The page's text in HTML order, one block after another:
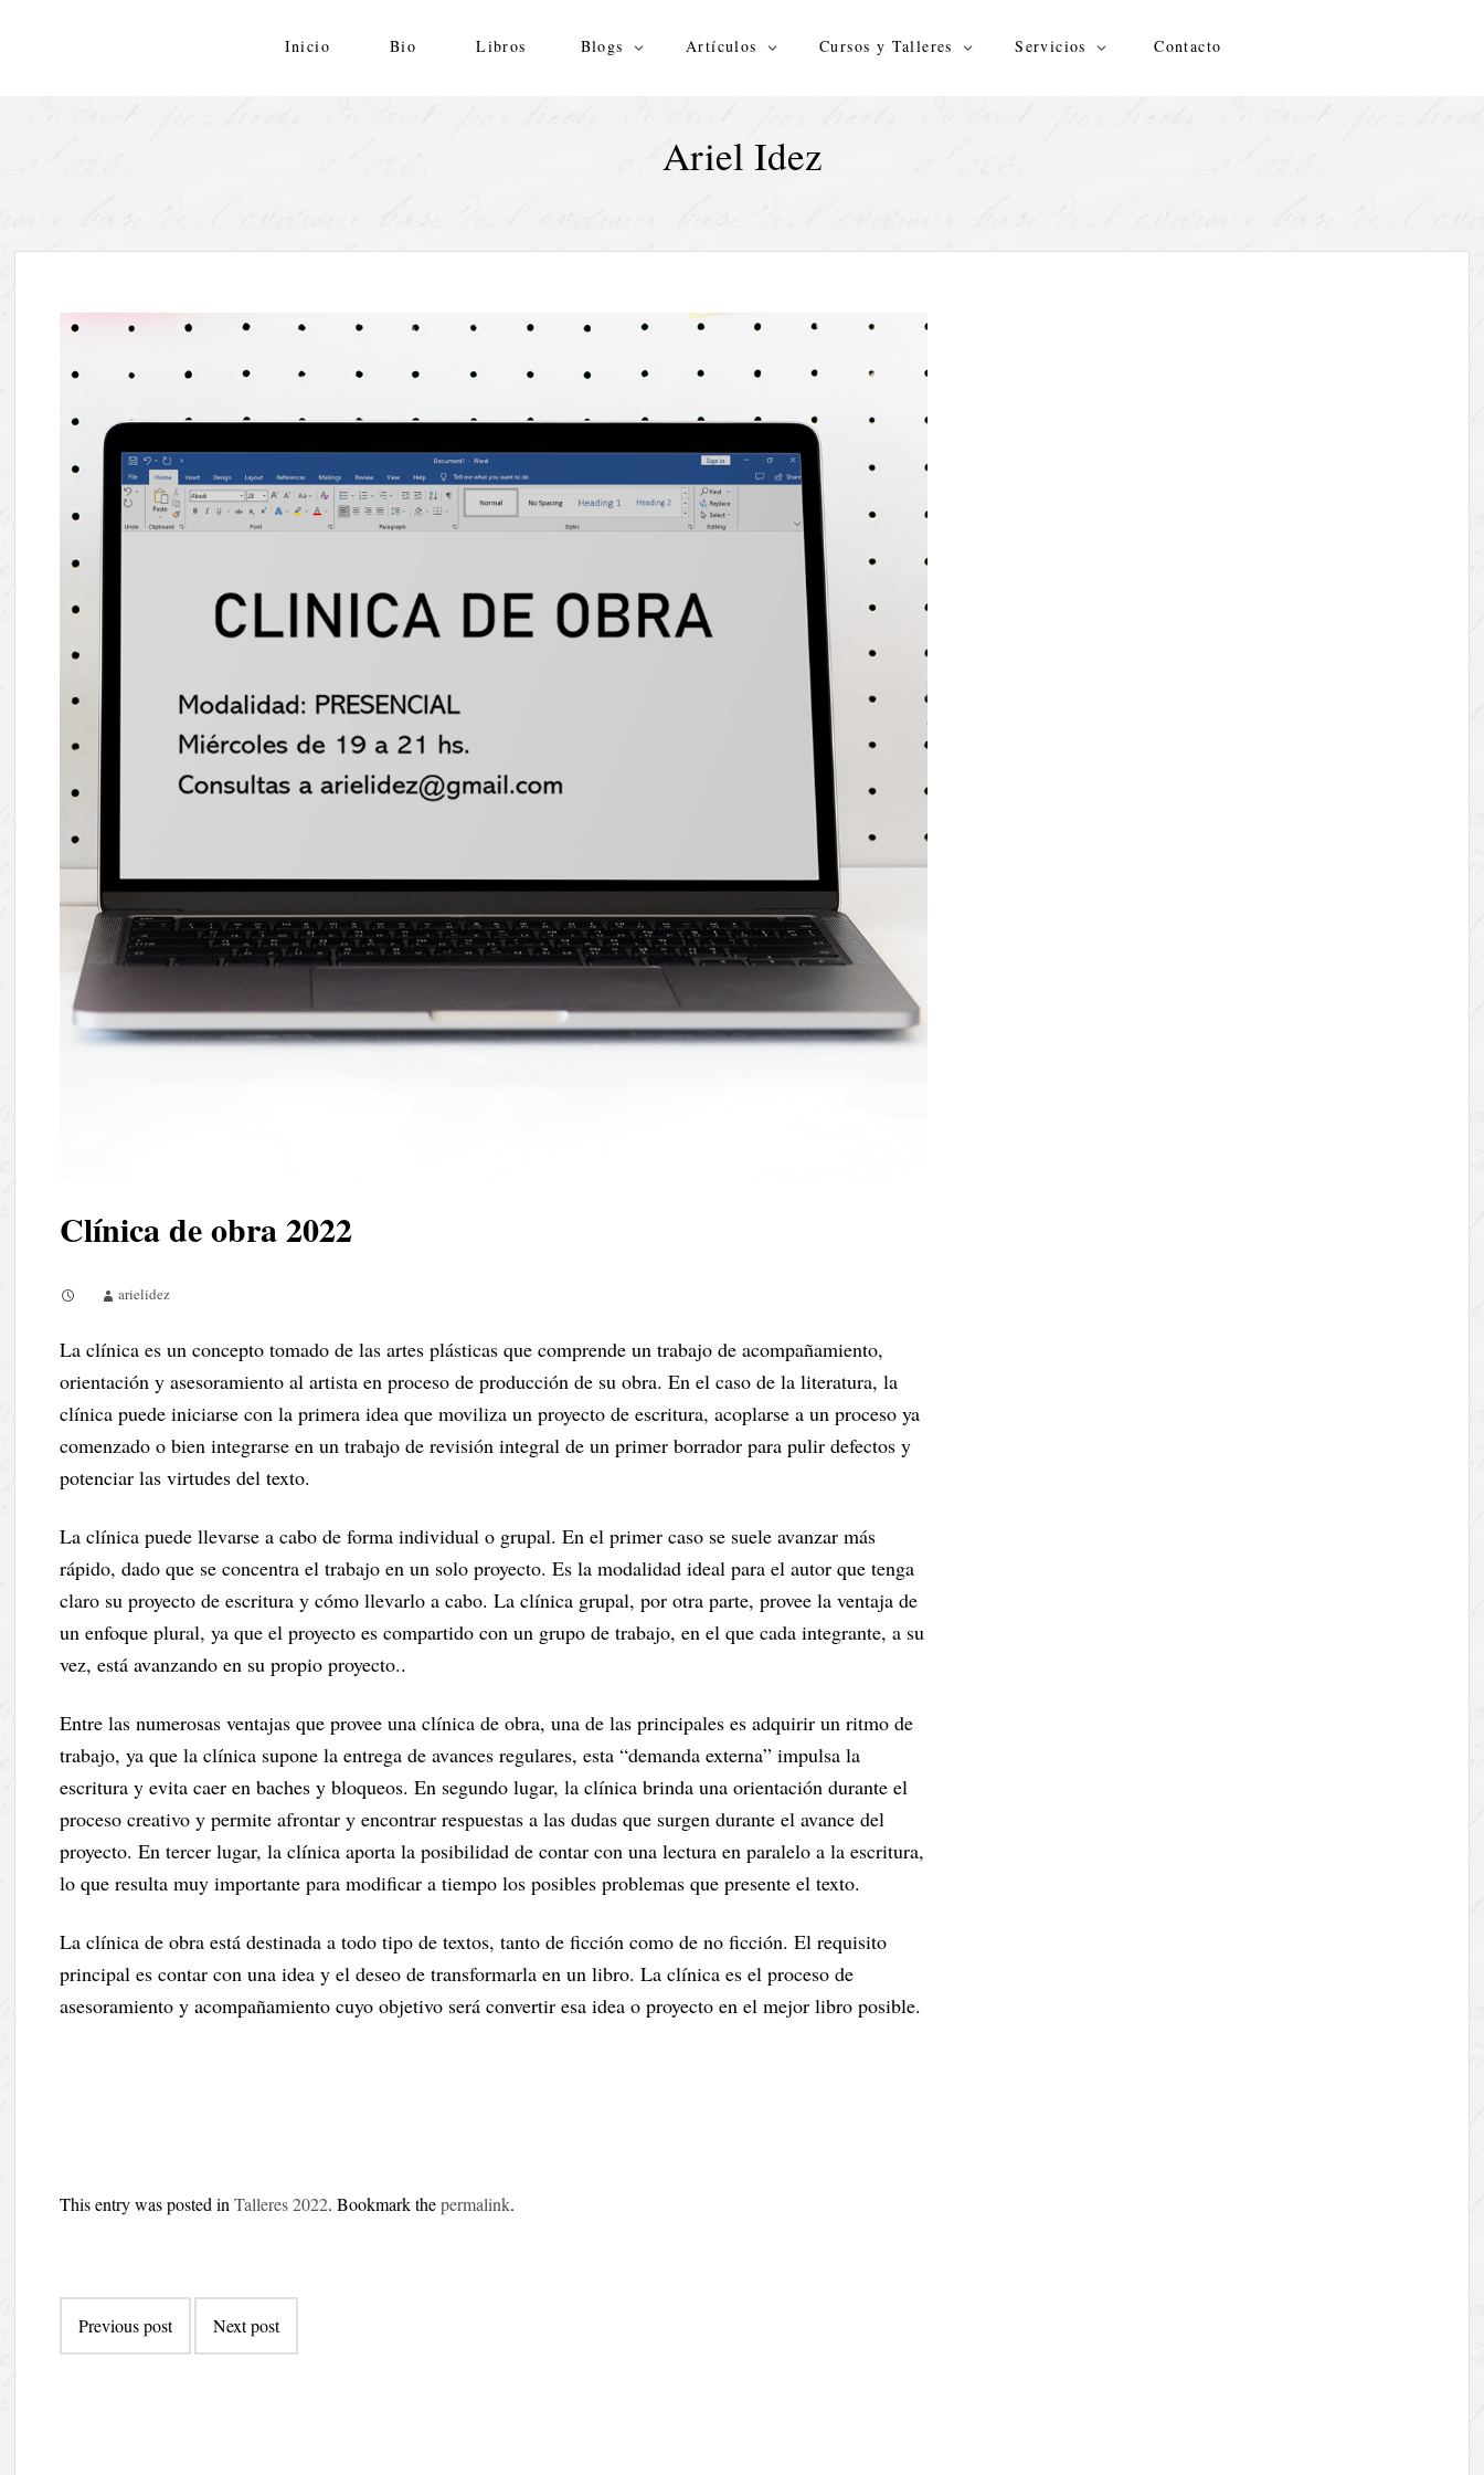
Inicio Bio Libros Blogs Artículos Cursos y Talleres Servicios Contacto
Ariel Idez
Clínica de obra 2022
arielidez
La clínica es un concepto tomado de las artes plásticas que comprende un trabajo de acompañamiento,
orientación y asesoramiento al artista en proceso de producción de su obra. En el caso de la literatura, la
clínica puede iniciarse con la primera idea que moviliza un proyecto de escritura, acoplarse a un proceso ya
comenzado o bien integrarse en un trabajo de revisión integral de un primer borrador para pulir defectos y
potenciar las virtudes del texto.
La clínica puede llevarse a cabo de forma individual o grupal. En el primer caso se suele avanzar más
rápido, dado que se concentra el trabajo en un solo proyecto. Es la modalidad ideal para el autor que tenga
claro su proyecto de escritura y cómo llevarlo a cabo. La clínica grupal, por otra parte, provee la ventaja de
un enfoque plural, ya que el proyecto es compartido con un grupo de trabajo, en el que cada integrante, a su
vez, está avanzando en su propio proyecto..
Entre las numerosas ventajas que provee una clínica de obra, una de las principales es adquirir un ritmo de
trabajo, ya que la clínica supone la entrega de avances regulares, esta “demanda externa” impulsa la
escritura y evita caer en baches y bloqueos. En segundo lugar, la clínica brinda una orientación durante el
proceso creativo y permite afrontar y encontrar respuestas a las dudas que surgen durante el avance del
proyecto. En tercer lugar, la clínica aporta la posibilidad de contar con una lectura en paralelo a la escritura,
lo que resulta muy importante para modificar a tiempo los posibles problemas que presente el texto.
La clínica de obra está destinada a todo tipo de textos, tanto de ficción como de no ficción. El requisito
principal es contar con una idea y el deseo de transformarla en un libro. La clínica es el proceso de
asesoramiento y acompañamiento cuyo objetivo será convertir esa idea o proyecto en el mejor libro posible.
This entry was posted inTalleres 2022. Bookmark thepermalink.
Post
navigation
Previous post Next post